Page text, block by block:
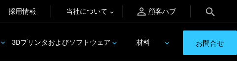
採用情報 当社について 顧客ハブ
3Dプリンタおよびソフトウェア 材料 お問合せ